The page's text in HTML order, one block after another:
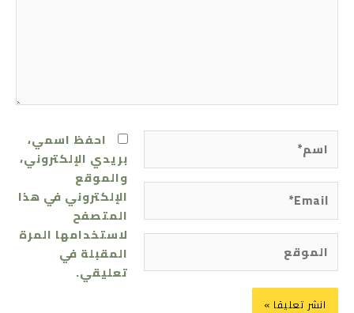
اسم*
احفظ اسمي،
بريدي الإلكتروني،
والموقع
الإلكتروني في هذا
المتصفح
لاستخدامها المرة
المقبلة في
تعليقي.